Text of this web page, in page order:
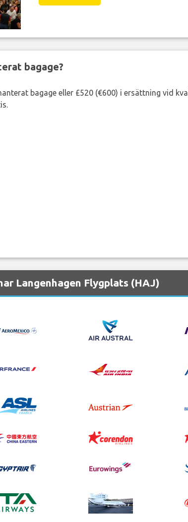
bagage?
bagage eller £520 (€600) i ersättning vid
Langenhagen Flygplats (HAJ)